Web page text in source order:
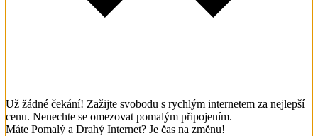
Už žádné čekání! Zažijte svobodu s rychlým internetem za nejlepší
cenu. Nenechte se omezovat pomalým připojením.
Máte Pomalý a Drahý Internet? Je čas na změnu!